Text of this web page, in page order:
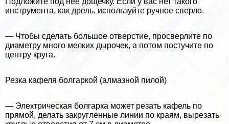
инструмента, как дрель, используйте ручное сверло.
— Чтобы сделать большое отверстие, просверлите по
диаметру много мелких дырочек, а потом постучите по
центру круга.
Резка кафеля болгаркой (алмазной пилой)
— Электрическая болгарка может резать кафель по
прямой, делать закругленные линии по краям, вырезать